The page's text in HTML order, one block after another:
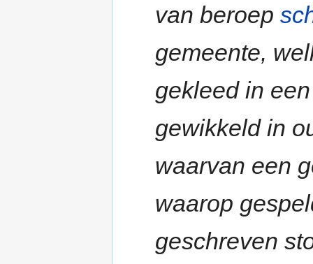
van beroep
gemeente,
gekleed in
gewikkeld in
waarvan een
waarop
geschreven